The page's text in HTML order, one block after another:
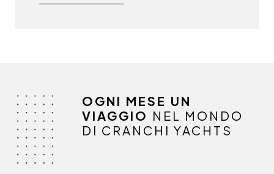
OGNI MESE UN
VIAGGIO NEL MONDO
DI CRANCHI YACHTS